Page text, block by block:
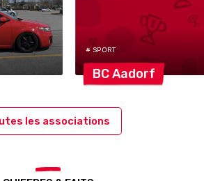
# SPORT
BCAadorf
les associations